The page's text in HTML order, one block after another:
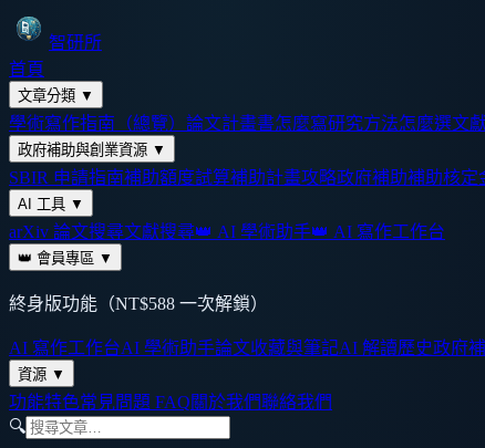
智研所
首頁
文章分類 ▼
學術寫作指南（總覽） 論文計畫書怎麼寫研究方法怎麼選文
政府補助與創業資源 ▼
SBIR 申請指南補助額度試算補助計畫攻略政府補助補助核定
AI 工具 ▼
arXiv 論文搜尋文獻搜尋👑 AI 學術助手👑 AI 寫作工作台
👑 會員專區 ▼
終身版功能（NT$588 一次解鎖）
AI 寫作工作台AI 學術助手論文收藏與筆記AI 解讀歷史政府
資源 ▼
功能特色常見問題 FAQ關於我們聯絡我們
🔍